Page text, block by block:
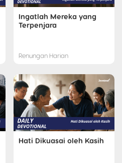
Ingatlah Mereka yang
Terpenjara
Renungan Harian
Hati Dikuasai oleh Kasih